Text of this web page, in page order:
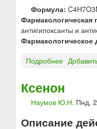
Формула:
Фармакологическая
антигипоксанты и
Фармакологическое
Подробнее
т
р
я
Ксенон
Наумов Ю.Н. Пнд,
Описание